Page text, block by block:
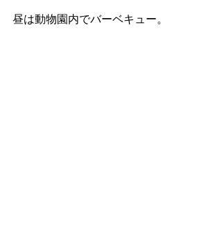
昼は動物園内でバーベキュー。